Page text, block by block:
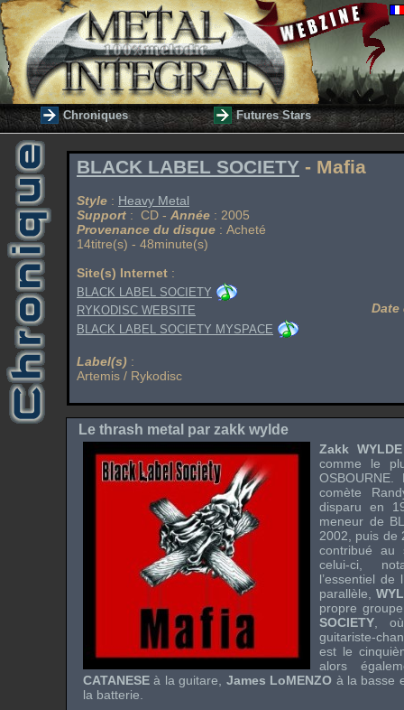
Chroniques Futures Stars
BLACK LABEL SOCIETY - Mafia
Style : Heavy Metal
Support : CD - Année : 2005
Provenance du disque : Acheté
14titre(s) - 48minute(s)
Site(s) Internet :
BLACK LABEL SOCIETY
RYKODISC WEBSITE
BLACK LABEL SOCIETY MYSPACE
Label(s) :
Artemis / Rykodisc
Le thrash metal par zakk wylde
Zakk WYLDE
comme le
OSBOURNE .
comète
disparu en
meneur de
2002, puis de
contribué au
celui-ci,
l’essentiel de
parallèle,
propre
SOCIETY ,
guitariste-
est le
alors
CATANESE à la guitare, James LoMENZO à la basse
la batterie.